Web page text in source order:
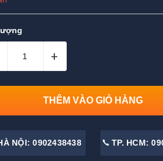
+
THÊM VÀO GIỎ HÀNG
NỘI: 0902438438 TP. HCM: